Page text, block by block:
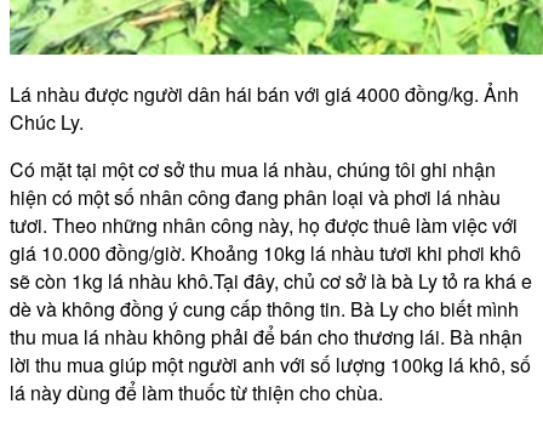
Lá nhàu được người dân hái bán với giá 4000 đồng/kg. Ảnh
Chúc Ly.
Có mặt tại một cơ sở thu mua lá nhàu, chúng tôi ghi nhận
hiện có một số nhân công đang phân loại và phơi lá nhàu
tươi. Theo những nhân công này, họ được thuê làm việc với
giá 10.000 đồng/giờ. Khoảng 10kg lá nhàu tươi khi phơi khô
sẽ còn 1kg lá nhàu khô.Tại đây, chủ cơ sở là bà Ly tỏ ra khá e
dè và không đồng ý cung cấp thông tin. Bà Ly cho biết mình
thu mua lá nhàu không phải để bán cho thương lái. Bà nhận
lời thu mua giúp một người anh với số lượng 100kg lá khô, số
lá này dùng để làm thuốc từ thiện cho chùa.